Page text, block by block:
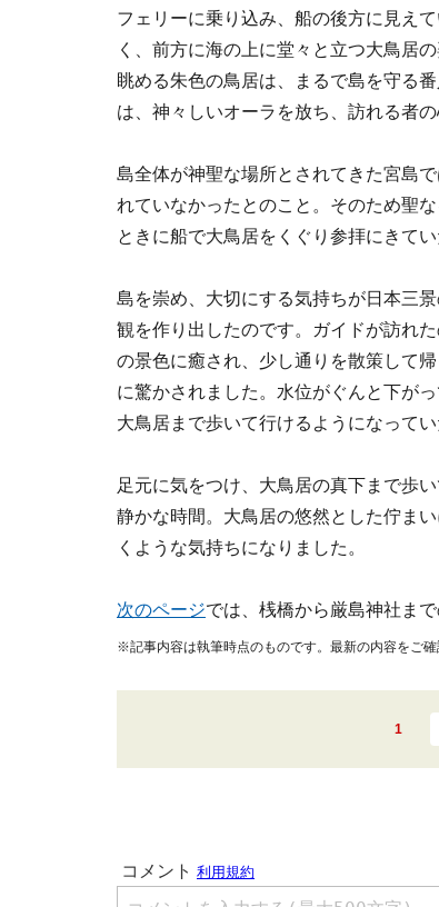
フェリーに乗り込み、船の後方に見え
く、前方に海の上に堂々と立つ大鳥居
眺める朱色の鳥居は、まるで島を守る
は、神々しいオーラを放ち、訪れる者の
島全体が神聖な場所とされてきた宮島
れていなかったとのこと。そのため聖
ときに船で大鳥居をくぐり参拝にきてい
島を崇め、大切にする気持ちが日本三
観を作り出したのです。ガイドが訪れ
の景色に癒され、少し通りを散策して
に驚かされました。水位がぐんと下が
大鳥居まで歩いて行けるようになってい
足元に気をつけ、大鳥居の真下まで歩
静かな時間。大鳥居の悠然とした佇ま
くような気持ちになりました。
次のページでは、桟橋から厳島神社ま
※記事内容は執筆時点のものです。最新の内容をご確
1